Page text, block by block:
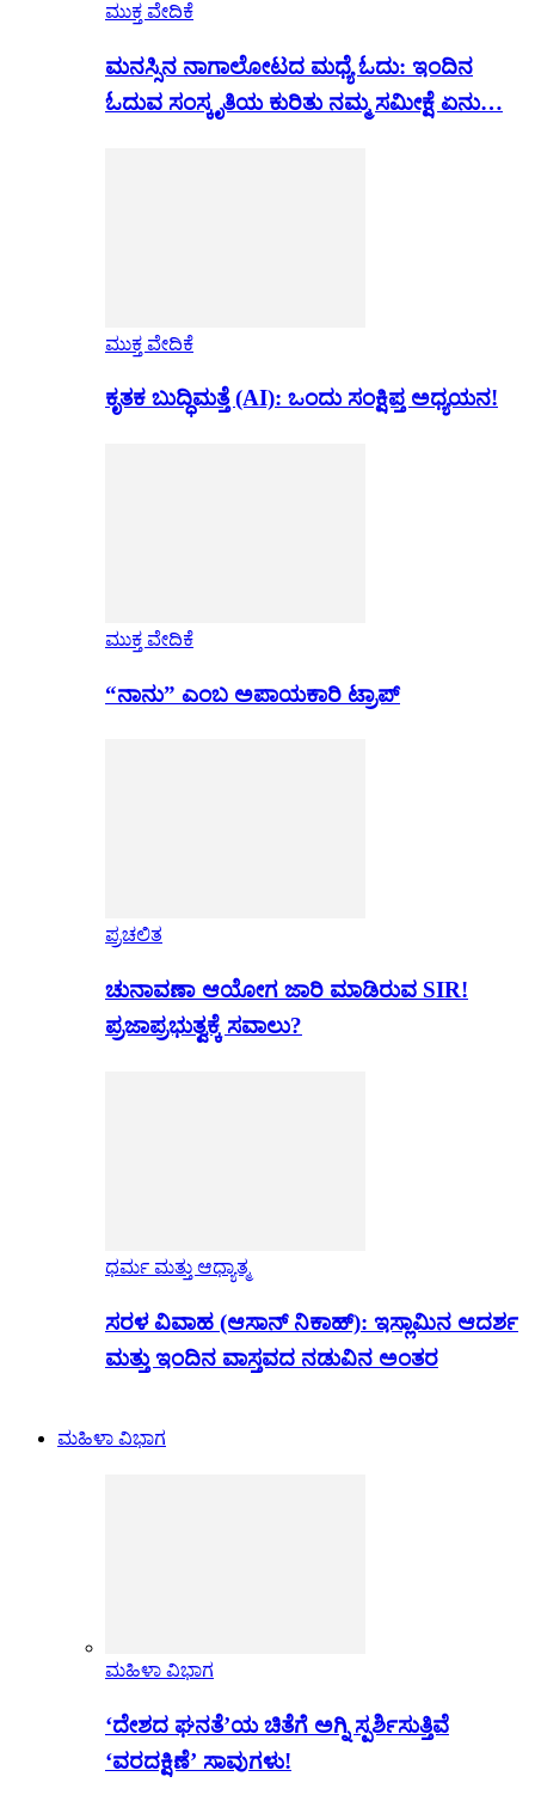
ಮುಕ್ತ ವೇದಿಕೆ
ಮನಸ್ಸಿನ ನಾಗಾಲೋಟದ ಮಧ್ಯೆ ಓದು: ಇಂದಿನ
ಓದುವ ಸಂಸ್ಕೃತಿಯ ಕುರಿತು ನಮ್ಮ ಸಮೀಕ್ಷೆ ಏನು…
ಮುಕ್ತ ವೇದಿಕೆ
ಕೃತಕ ಬುದ್ಧಿಮತ್ತೆ (AI): ಒಂದು ಸಂಕ್ಷಿಪ್ತ ಅಧ್ಯಯನ!
ಮುಕ್ತ ವೇದಿಕೆ
“ನಾನು” ಎಂಬ ಅಪಾಯಕಾರಿ ಟ್ರಾಪ್
ಪ್ರಚಲಿತ
ಚುನಾವಣಾ ಆಯೋಗ ಜಾರಿ ಮಾಡಿರುವ SIR!
ಪ್ರಜಾಪ್ರಭುತ್ವಕ್ಕೆ ಸವಾಲು?
ಧರ್ಮ ಮತ್ತು ಆಧ್ಯಾತ್ಮ
ಸರಳ ವಿವಾಹ (ಆಸಾನ್ ನಿಕಾಹ್): ಇಸ್ಲಾಮಿನ ಆದರ್ಶ
ಮತ್ತು ಇಂದಿನ ವಾಸ್ತವದ ನಡುವಿನ ಅಂತರ
ಮಹಿಳಾ ವಿಭಾಗ
ಮಹಿಳಾ ವಿಭಾಗ
‘ದೇಶದ ಘನತೆ’ಯ ಚಿತೆಗೆ ಅಗ್ನಿ ಸ್ಪರ್ಶಿಸುತ್ತಿವೆ
‘ವರದಕ್ಷಿಣೆ’ ಸಾವುಗಳು!